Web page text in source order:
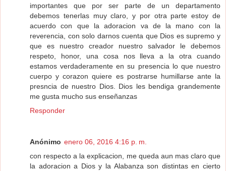
importantes que por ser parte de un departamento
debemos tenerlas muy claro, y por otra parte estoy de
acuerdo con que la adoracion va de la mano con la
reverencia, con solo darnos cuenta que Dios es supremo y
que es nuestro creador nuestro salvador le debemos
respeto, honor, una cosa nos lleva a la otra cuando
estamos verdaderamente en su presencia lo que nuestro
cuerpo y corazon quiere es postrarse humillarse ante la
presncia de nuestro Dios. Dios les bendiga grandemente
me gusta mucho sus enseñanzas
Responder
Anónimo enero 06, 2016 4:16 p. m.
con respecto a la explicacion, me queda aun mas claro que
la adoracion a Dios y la Alabanza son distintas en cierto